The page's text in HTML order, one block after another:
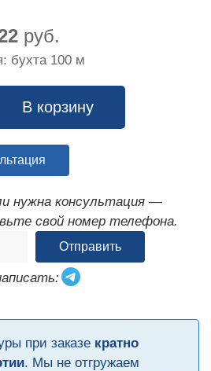
руб.
бухта 100 м
В корзину
нужна консультация —
свой номер телефона.
Отправить
при заказе кратно
. Мы не отгружаем